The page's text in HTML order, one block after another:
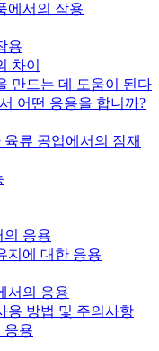
에서의 작용
용
차이
만드는 데 도움이 된다
어떤 응용을 합니까?
류 공업에서의 잠재
의 응용
지에 대한 응용
서의 응용
용 방법 및 주의사항
응용